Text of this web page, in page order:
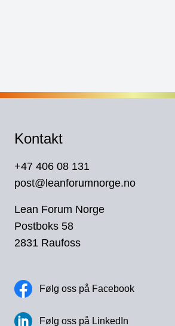
Kontakt
+47 406 08 131
post@leanforumnorge.no
Lean Forum Norge
Postboks 58
2831 Raufoss
Følg oss på Facebook
Følg oss på LinkedIn